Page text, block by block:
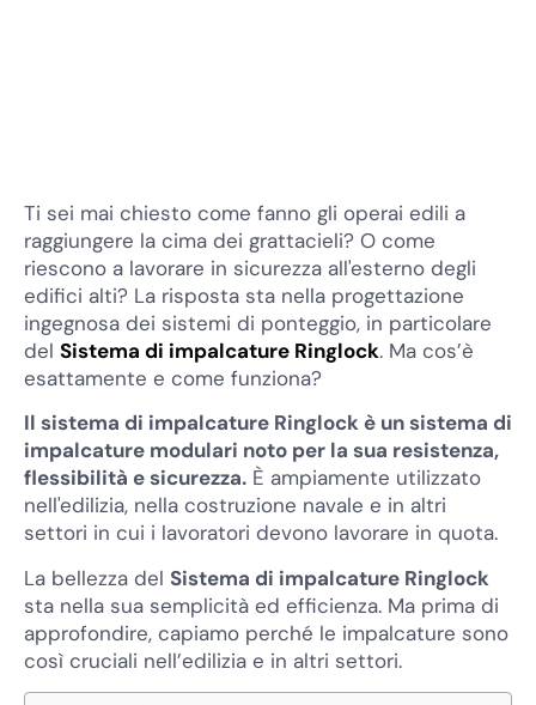
Ti sei mai chiesto come fanno gli operai edili a
raggiungere la cima dei grattacieli? O come
riescono a lavorare in sicurezza all'esterno degli
edifici alti? La risposta sta nella progettazione
ingegnosa dei sistemi di ponteggio, in particolare
del Sistema di impalcature Ringlock. Ma cos’è
esattamente e come funziona?
Il sistema di impalcature Ringlock è un sistema di
impalcature modulari noto per la sua resistenza,
flessibilità e sicurezza. È ampiamente utilizzato
nell'edilizia, nella costruzione navale e in altri
settori in cui i lavoratori devono lavorare in quota.
La bellezza del Sistema di impalcature Ringlock
sta nella sua semplicità ed efficienza. Ma prima di
approfondire, capiamo perché le impalcature sono
così cruciali nell’edilizia e in altri settori.